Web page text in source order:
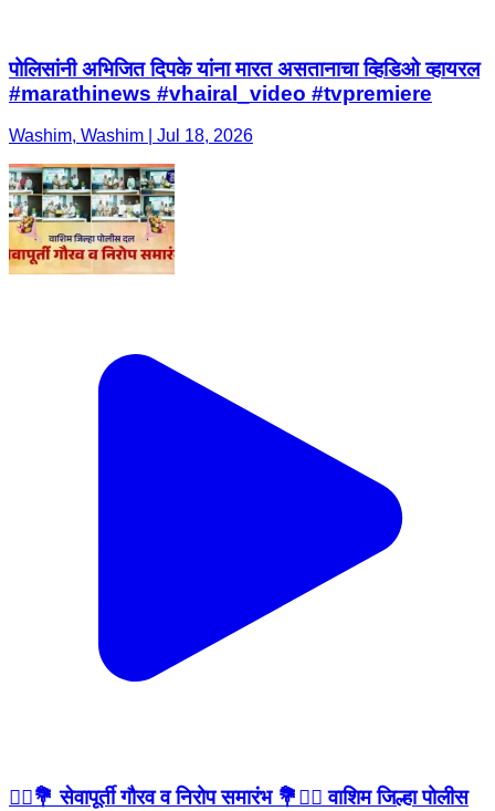
पोलिसांनी अभिजित दिपके यांना मारत असतानाचा व्हिडिओ व्हायरल
#marathinews #vhairal_video #tvpremiere
Washim, Washim | Jul 18, 2026
👮‍♂️💐 सेवापूर्ती गौरव व निरोप समारंभ 💐👮‍♀️ वाशिम जिल्हा पोलीस